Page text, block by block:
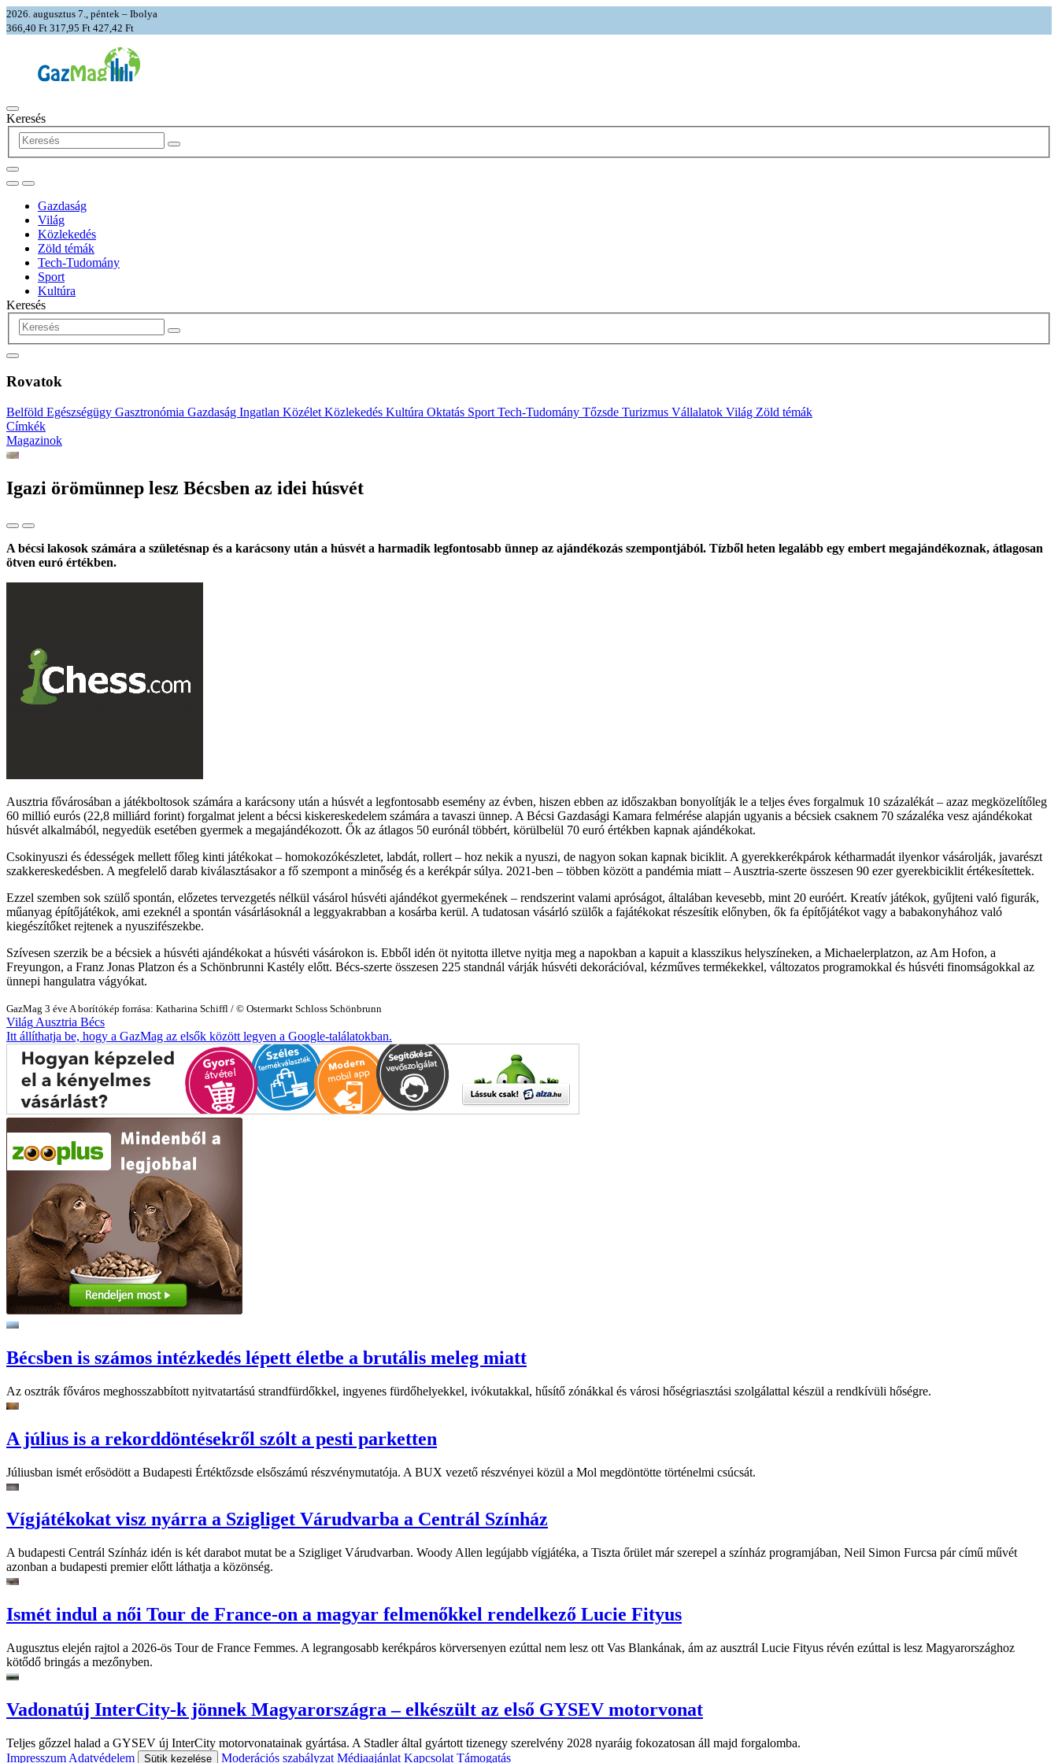
2026. augusztus 7., péntek – Ibolya
366,40 Ft 317,95 Ft 427,42 Ft
Keresés
Gazdaság
Világ
Közlekedés
Zöld témák
Tech-Tudomány
Sport
Kultúra
Keresés
Rovatok
Belföld Egészségügy Gasztronómia Gazdaság Ingatlan Közélet Közlekedés Kultúra Oktatás Sport Tech-Tudomány Tőzsde Turizmus Vállalatok Világ Zöld témák
Címkék
Magazinok
Igazi örömünnep lesz Bécsben az idei húsvét
A bécsi lakosok számára a születésnap és a karácsony után a húsvét a harmadik legfontosabb ünnep az ajándékozás szempontjából. Tízből heten legalább egy embert megajándékoznak, átlagosan
ötven euró értékben.
Ausztria fővárosában a játékboltosok számára a karácsony után a húsvét a legfontosabb esemény az évben, hiszen ebben az időszakban bonyolítják le a teljes éves forgalmuk 10 százalékát – azaz megközelítőleg
60 millió eurós (22,8 milliárd forint) forgalmat jelent a bécsi kiskereskedelem számára a tavaszi ünnep. A Bécsi Gazdasági Kamara felmérése alapján ugyanis a bécsiek csaknem 70 százaléka vesz ajándékokat
húsvét alkalmából, negyedük esetében gyermek a megajándékozott. Ők az átlagos 50 eurónál többért, körülbelül 70 euró értékben kapnak ajándékokat.
Csokinyuszi és édességek mellett főleg kinti játékokat – homokozókészletet, labdát, rollert – hoz nekik a nyuszi, de nagyon sokan kapnak biciklit. A gyerekkerékpárok kétharmadát ilyenkor vásárolják, javarészt
szakkereskedésben. A megfelelő darab kiválasztásakor a fő szempont a minőség és a kerékpár súlya. 2021-ben – többen között a pandémia miatt – Ausztria-szerte összesen 90 ezer gyerekbiciklit értékesítettek.
Ezzel szemben sok szülő spontán, előzetes tervezgetés nélkül vásárol húsvéti ajándékot gyermekének – rendszerint valami apróságot, általában kevesebb, mint 20 euróért. Kreatív játékok, gyűjteni való figurák,
műanyag építőjátékok, ami ezeknél a spontán vásárlásoknál a leggyakrabban a kosárba kerül. A tudatosan vásárló szülők a fajátékokat részesítik előnyben, ők fa építőjátékot vagy a babakonyhához való
kiegészítőket rejtenek a nyuszifészekbe.
Szívesen szerzik be a bécsiek a húsvéti ajándékokat a húsvéti vásárokon is. Ebből idén öt nyitotta illetve nyitja meg a napokban a kapuit a klasszikus helyszíneken, a Michaelerplatzon, az Am Hofon, a
Freyungon, a Franz Jonas Platzon és a Schönbrunni Kastély előtt. Bécs-szerte összesen 225 standnál várják húsvéti dekorációval, kézműves termékekkel, változatos programokkal és húsvéti finomságokkal az
ünnepi hangulatra vágyókat.
GazMag 3 éve A borítókép forrása: Katharina Schiffl / © Ostermarkt Schloss Schönbrunn
Világ Ausztria Bécs
Itt állíthatja be, hogy a GazMag az elsők között legyen a Google-találatokban.
Bécsben is számos intézkedés lépett életbe a brutális meleg miatt
Az osztrák főváros meghosszabbított nyitvatartású strandfürdőkkel, ingyenes fürdőhelyekkel, ivókutakkal, hűsítő zónákkal és városi hőségriasztási szolgálattal készül a rendkívüli hőségre.
A július is a rekorddöntésekről szólt a pesti parketten
Júliusban ismét erősödött a Budapesti Értéktőzsde elsőszámú részvénymutatója. A BUX vezető részvényei közül a Mol megdöntötte történelmi csúcsát.
Vígjátékokat visz nyárra a Szigliget Várudvarba a Centrál Színház
A budapesti Centrál Színház idén is két darabot mutat be a Szigliget Várudvarban. Woody Allen legújabb vígjátéka, a Tiszta őrület már szerepel a színház programjában, Neil Simon Furcsa pár című művét
azonban a budapesti premier előtt láthatja a közönség.
Ismét indul a női Tour de France-on a magyar felmenőkkel rendelkező Lucie Fityus
Augusztus elején rajtol a 2026-ös Tour de France Femmes. A legrangosabb kerékpáros körversenyen ezúttal nem lesz ott Vas Blankának, ám az ausztrál Lucie Fityus révén ezúttal is lesz Magyarországhoz
kötődő bringás a mezőnyben.
Vadonatúj InterCity-k jönnek Magyarországra – elkészült az első GYSEV motorvonat
Teljes gőzzel halad a GYSEV új InterCity motorvonatainak gyártása. A Stadler által gyártott tizenegy szerelvény 2028 nyaráig fokozatosan áll majd forgalomba.
Impresszum Adatvédelem Sütik kezelése Moderációs szabályzat Médiaajánlat Kapcsolat Támogatás